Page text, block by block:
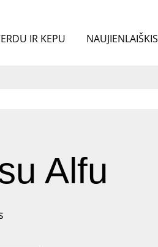
IR KEPU NAUJIENLAIŠKIS
Alfu